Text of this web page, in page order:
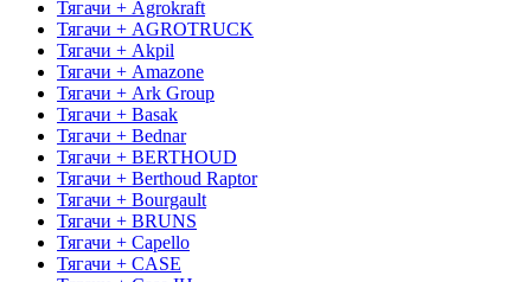
Тягачи + Agrokraft
Тягачи + AGROTRUCK
Тягачи + Akpil
Тягачи + Amazone
Тягачи + Ark Group
Тягачи + Basak
Тягачи + Bednar
Тягачи + BERTHOUD
Тягачи + Berthoud Raptor
Тягачи + Bourgault
Тягачи + BRUNS
Тягачи + Capello
Тягачи + CASE